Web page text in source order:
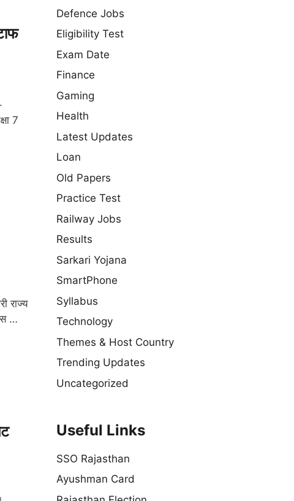
7
राज्य
…
Defence Jobs
Eligibility Test
Exam Date
Finance
Gaming
Health
Latest Updates
Loan
Old Papers
Practice Test
Railway Jobs
Results
Sarkari Yojana
SmartPhone
Syllabus
Technology
Themes & Host Country
Trending Updates
Uncategorized
Useful Links
SSO Rajasthan
Ayushman Card